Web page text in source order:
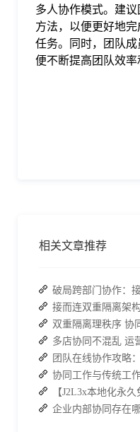
多人协作模式。建
方法，以便更好地
任务。同时，团队
便不断提高团队效率
相关文章推荐
团队在线协作攻略
【J2L3x本地化永